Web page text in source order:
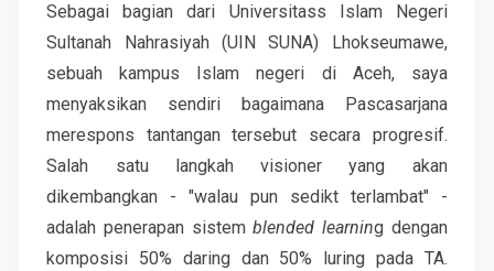
Sebagai bagian dari Universitass Islam Negeri
Sultanah Nahrasiyah (UIN SUNA) Lhokseumawe,
sebuah kampus Islam negeri di Aceh, saya
menyaksikan sendiri bagaimana Pascasarjana
merespons tantangan tersebut secara progresif.
Salah satu langkah visioner yang akan
dikembangkan - "walau pun sedikt terlambat" -
adalah penerapan sistemblended learning dengan
komposisi 50% daring dan 50% luring pada TA.